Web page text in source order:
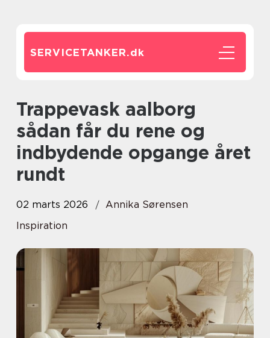
SERVICETANKER.dk
Trappevask aalborg
sådan får du rene og
indbydende opgange året
rundt
02 marts 2026
Annika Sørensen
Inspiration